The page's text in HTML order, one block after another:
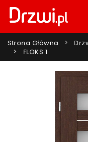
Strona Główna
FLOKS 1